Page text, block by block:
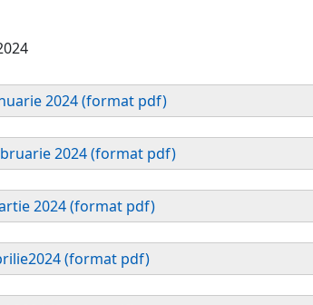
2024 (format pdf)
2024 (format pdf)
2024 (format pdf)
(format pdf)